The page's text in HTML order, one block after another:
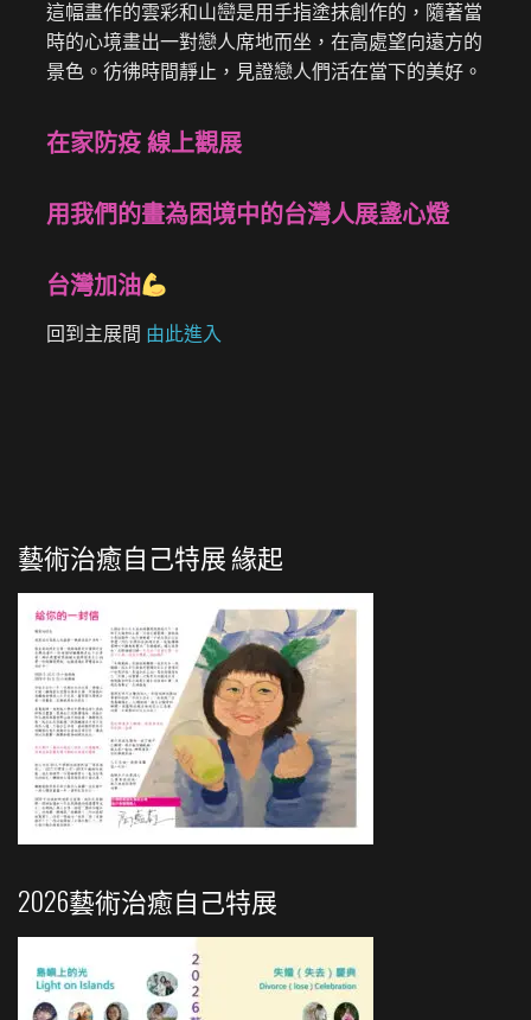
這幅畫作的雲彩和山巒是用手指塗抹創作的，隨著當
時的心境畫出一對戀人席地而坐，在高處望向遠方的
景色。彷彿時間靜止，見證戀人們活在當下的美好。
在家防疫 線上觀展
用我們的畫為困境中的台灣人展盞心燈
台灣加油
回到主展間 由此進入
藝術治癒自己特展 緣起
2026藝術治癒自己特展